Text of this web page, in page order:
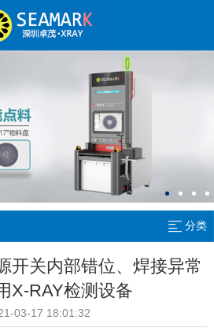
分类
开关内部错位、焊接异常
X-RAY检测设备
03-17 18:01:32